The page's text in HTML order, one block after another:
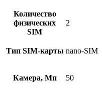
Количество
физических
SIM
2
Тип SIM-карты nano-SIM
Камера, Мп 50